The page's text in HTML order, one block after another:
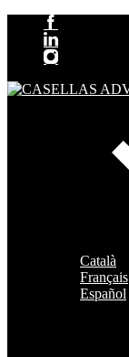
Català
Français
Español